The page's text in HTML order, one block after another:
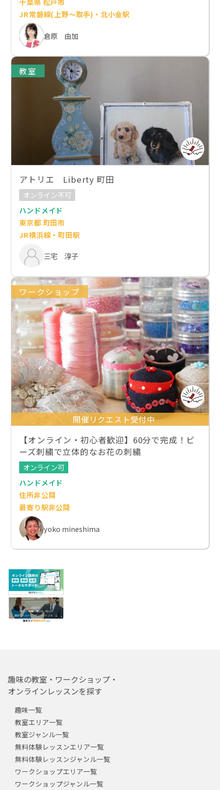
JR常磐線(上野～取手)・北小金駅
倉原 由加
教室
アトリエ Liberty 町田
オンライン不可
ハンドメイド
東京都 町田市
JR横浜線・町田駅
三宅 淳子
ワークショップ
開催リクエスト受付中
【オンライン・初心者歓迎】60分で完成！ビ
ーズ刺繍で立体的なお花の刺繍
オンライン可
ハンドメイド
住所非公開
最寄り駅非公開
yoko mineshima
趣味の教室・ワークショップ・
オンラインレッスンを探す
趣味一覧
教室エリア一覧
教室ジャンル一覧
無料体験レッスンエリア一覧
無料体験レッスンジャンル一覧
ワークショップエリア一覧
ワークショップジャンル一覧